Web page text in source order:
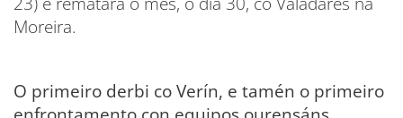
Moreira.
O primeiro derbi co Verín, e tamén o primeiro